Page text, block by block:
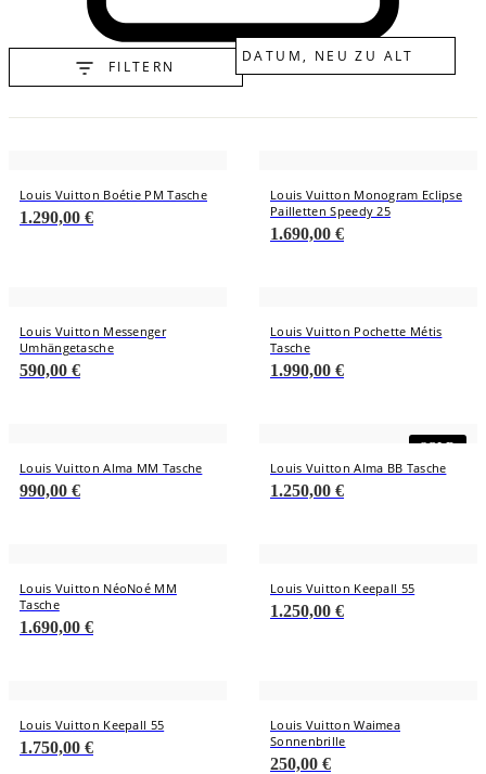
FILTERN
Louis Vuitton Boétie PM Tasche
1.290,00 €
Louis Vuitton Monogram Eclipse
Pailletten Speedy 25
1.690,00 €
Louis Vuitton Messenger
Umhängetasche
590,00 €
Louis Vuitton Pochette Métis
Tasche
1.990,00 €
Louis Vuitton Alma MM Tasche
990,00 €
SOLD
Louis Vuitton Alma BB Tasche
1.250,00 €
Louis Vuitton NéoNoé MM
Tasche
1.690,00 €
Louis Vuitton Keepall 55
1.250,00 €
Louis Vuitton Keepall 55
1.750,00 €
Louis Vuitton Waimea
Sonnenbrille
250,00 €